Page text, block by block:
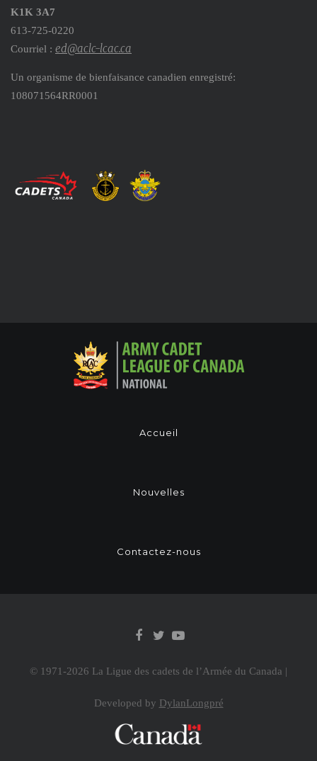
K1K 3A7
613-725-0220
Courriel : ed@aclc-lcac.ca
Un organisme de bienfaisance canadien enregistré:
108071564RR0001
Accueil
Nouvelles
Contactez-nous
© 1971-2026 La Ligue des cadets de l’Armée du Canada |
Developed by DylanLongpré